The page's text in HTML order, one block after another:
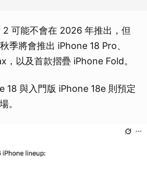
可能不會在 2026 年推出，但
季將會推出 iPhone 18 Pro、
，以及首款摺疊 iPhone Fold。
18 與入門版 iPhone 18e 則預定
。